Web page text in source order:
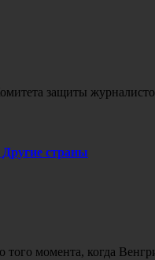
защиты
Другие страны
того момента, когда